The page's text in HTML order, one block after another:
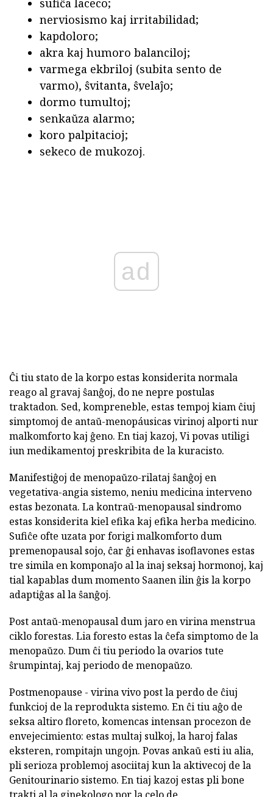
sufiĉa laceco;
nerviosismo kaj irritabilidad;
kapdoloro;
akra kaj humoro balanciloj;
varmega ekbriloj (subita sento de
varmo), ŝvitanta, ŝvelaĵo;
dormo tumultoj;
senkaŭza alarmo;
koro palpitacioj;
sekeco de mukozoj.
ad
Ĉi tiu stato de la korpo estas konsiderita normala
reago al gravaj ŝanĝoj, do ne nepre postulas
traktadon. Sed, kompreneble, estas tempoj kiam ĉiuj
simptomoj de antaŭ-menopáusicas virinoj alporti nur
malkomforto kaj ĝeno. En tiaj kazoj, Vi povas utiligi
iun medikamentoj preskribita de la kuracisto.
Manifestiĝoj de menopaŭzo-rilataj ŝanĝoj en
vegetativa-angia sistemo, neniu medicina interveno
estas bezonata. La kontraŭ-menopausal sindromo
estas konsiderita kiel efika kaj efika herba medicino.
Sufiĉe ofte uzata por forigi malkomforto dum
premenopausal sojo, ĉar ĝi enhavas isoflavones estas
tre simila en komponaĵo al la inaj seksaj hormonoj, kaj
tial kapablas dum momento Saanen ilin ĝis la korpo
adaptiĝas al la ŝanĝoj.
Post antaŭ-menopausal dum jaro en virina menstrua
ciklo forestas. Lia foresto estas la ĉefa simptomo de la
menopaŭzo. Dum ĉi tiu periodo la ovarios tute
ŝrumpintaj, kaj periodo de menopaŭzo.
Postmenopause - virina vivo post la perdo de ĉiuj
funkcioj de la reprodukta sistemo. En ĉi tiu aĝo de
seksa altiro floreto, komencas intensan procezon de
envejecimiento: estas multaj sulkoj, la haroj falas
eksteren, rompitajn ungojn. Povas ankaŭ esti iu alia,
pli serioza problemoj asociitaj kun la aktivecoj de la
Genitourinario sistemo. En tiaj kazoj estas pli bone